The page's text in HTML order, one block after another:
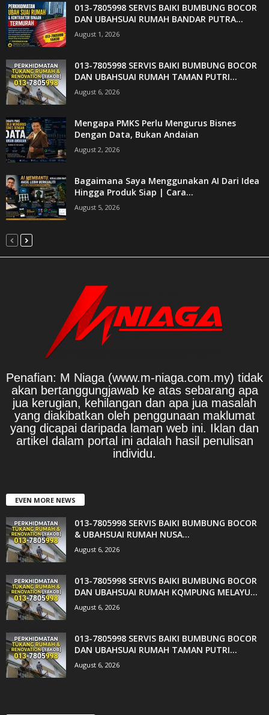
013-7805998 SERVIS BAIKI BUMBUNG BOCOR
DAN UBAHSUAI RUMAH BANDAR PUTRA...
August 1, 2026
013-7805998 SERVIS BAIKI BUMBUNG BOCOR
DAN UBAHSUAI RUMAH TAMAN PUTRI...
August 6, 2026
Mengapa PMKS Perlu Mengurus Bisnes
Dengan Data, Bukan Andaian
August 2, 2026
Bagaimana Saya Menggunakan AI Dari Idea
Hingga Produk Siap | Cara...
August 5, 2026
Penafian: M Niaga (www.m-niaga.com.my) tidak
akan bertanggungjawab ke atas sebarang apa
jua kerugian, kehilangan dan apa jua masalah
yang diakibatkan oleh penggunaan maklumat
yang dicapai daripada laman web ini. Iklan dan
artikel dalam portal ini adalah hasil penulisan
individu.
EVEN MORE NEWS
013-7805998 SERVIS BAIKI BUMBUNG BOCOR
& UBAHSUAI RUMAH NUSA...
August 6, 2026
013-7805998 SERVIS BAIKI BUMBUNG BOCOR
DAN UBAHSUAI RUMAH KQMPUNG MELAYU...
August 6, 2026
013-7805998 SERVIS BAIKI BUMBUNG BOCOR
DAN UBAHSUAI RUMAH TAMAN PUTRI...
August 6, 2026